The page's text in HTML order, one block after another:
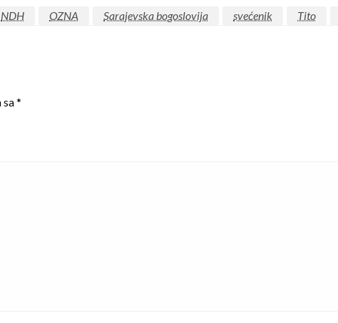
NDH OZNA Sarajevska bogoslovija svećenik Tito
sa*